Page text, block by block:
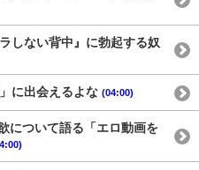
しない背中』に勃起する奴
に出会えるよな (04:00)
について語る「エロ動画を